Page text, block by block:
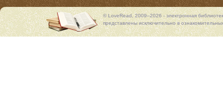
© LoveRead, 2009–2026 - электронная
представлены исключительно в